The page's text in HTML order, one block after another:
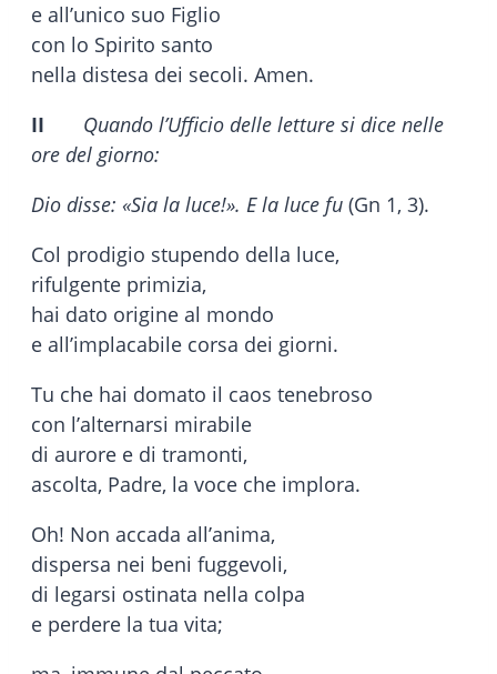
e all’unico suo Figlio
con lo Spirito santo
nella distesa dei secoli. Amen.
II
Quando l’Ufficio delle letture si dice nelle
ore del giorno:
Dio disse: «Sia la luce!». E la luce fu (Gn 1, 3).
Col prodigio stupendo della luce,
rifulgente primizia,
hai dato origine al mondo
e all’implacabile corsa dei giorni.
Tu che hai domato il caos tenebroso
con l’alternarsi mirabile
di aurore e di tramonti,
ascolta, Padre, la voce che implora.
Oh! Non accada all’anima,
dispersa nei beni fuggevoli,
di legarsi ostinata nella colpa
e perdere la tua vita;